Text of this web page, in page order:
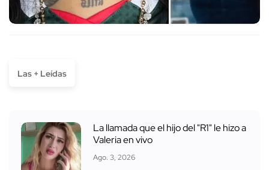
Las + Leídas
La llamada que el hijo del "R1" le hizo a
Valeria en vivo
Ago. 3, 2026